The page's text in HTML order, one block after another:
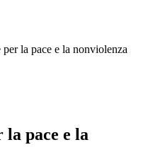
la pace e la nonviolenza
pace e la